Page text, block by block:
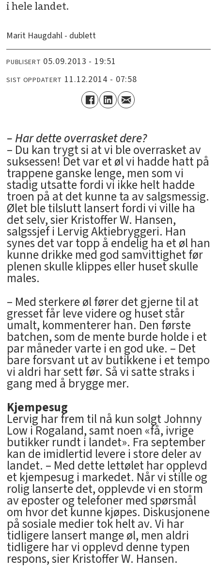
i hele landet.
Marit Haugdahl - dublett
PUBLISERT 05.09.2013 - 19:51
SIST OPPDATERT 11.12.2014 - 07:58
– Har dette overrasket dere?
– Du kan trygt si at vi ble overrasket av
suksessen! Det var et øl vi hadde hatt på
trappene ganske lenge, men som vi
stadig utsatte fordi vi ikke helt hadde
troen på at det kunne ta av salgsmessig.
Ølet ble tilslutt lansert fordi vi ville ha
det selv, sier Kristoffer W. Hansen,
salgssjef i Lervig Aktiebryggeri. Han
synes det var topp å endelig ha et øl han
kunne drikke med god samvittighet før
plenen skulle klippes eller huset skulle
males.
– Med sterkere øl fører det gjerne til at
gresset får leve videre og huset står
umalt, kommenterer han. Den første
batchen, som de mente burde holde i et
par måneder varte i en god uke. – Det
bare forsvant ut av butikkene i et tempo
vi aldri har sett før. Så vi satte straks i
gang med å brygge mer.
Kjempesug
Lervig har frem til nå kun solgt Johnny
Low i Rogaland, samt noen «få, ivrige
butikker rundt i landet». Fra september
kan de imidlertid levere i store deler av
landet. – Med dette lettølet har opplevd
et kjempesug i markedet. Når vi stille og
rolig lanserte det, opplevde vi en storm
av eposter og telefoner med spørsmål
om hvor det kunne kjøpes. Diskusjonene
på sosiale medier tok helt av. Vi har
tidligere lansert mange øl, men aldri
tidligere har vi opplevd denne typen
respons, sier Kristoffer W. Hansen.